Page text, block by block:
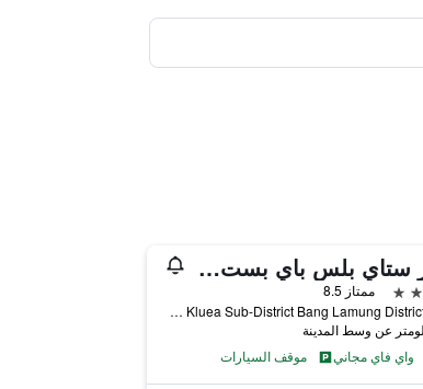
شور ستاي بلس باي بست ويسترن تي باتايا
ممتاز 8.5
80/5, Moo. 6 Na Kluea Sub-District Bang Lamung District, تشونبوري, تايلاند
واي فاي مجاني
موقف السيارات